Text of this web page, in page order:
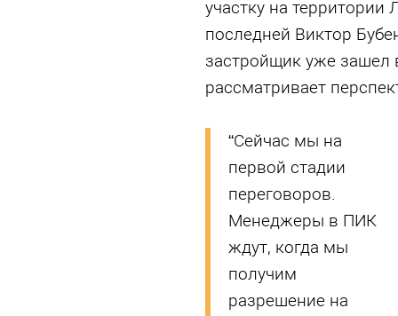
участку на территории
последней Виктор
застройщик уже зашел
рассматривает
“Сейчас мы на
первой стадии
переговоров.
Менеджеры в ПИК
ждут, когда мы
получим
разрешение на